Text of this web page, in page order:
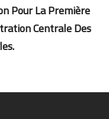
Pour La Première
Centrale Des